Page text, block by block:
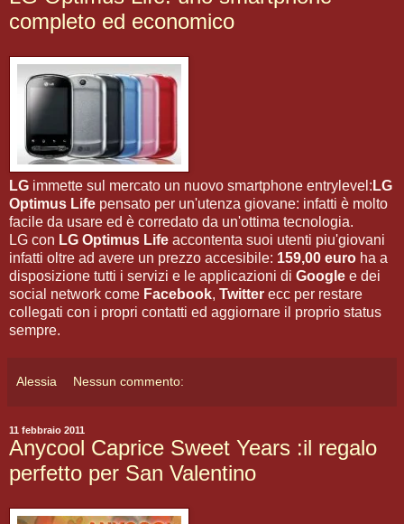
completo ed economico
LG immette sul mercato un nuovo smartphone entrylevel: LG
Optimus Life pensato per un'utenza giovane: infatti è molto
facile da usare ed è corredato da un'ottima tecnologia.
LG con LG Optimus Life accontenta suoi utenti piu'giovani
infatti oltre ad avere un prezzo accesibile: 159,00 euro ha a
disposizione tutti i servizi e le applicazioni di Google e dei
social network come Facebook, Twitter ecc per restare
collegati con i propri contatti ed aggiornare il proprio status
sempre.
Alessia Nessun commento:
11 febbraio 2011
Anycool Caprice Sweet Years :il regalo
perfetto per San Valentino